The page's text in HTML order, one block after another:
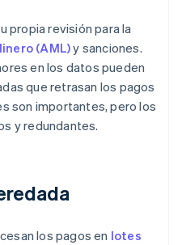
propia revisión para la
(AML)y sanciones.
en los datos pueden
que retrasan los pagos
son importantes, pero los
y redundantes.
los pagos en lotes